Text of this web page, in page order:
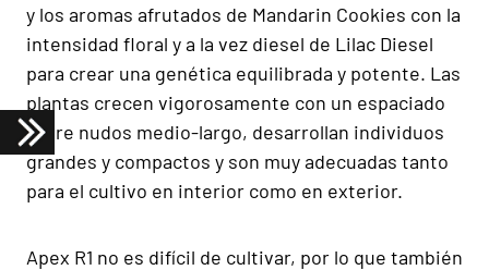
y los aromas afrutados de Mandarin Cookies con la
intensidad floral y a la vez diesel de Lilac Diesel
para crear una genética equilibrada y potente. Las
plantas crecen vigorosamente con un espaciado
entre nudos medio-largo, desarrollan individuos
grandes y compactos y son muy adecuadas tanto
para el cultivo en interior como en exterior.
Apex R1 no es difícil de cultivar, por lo que también